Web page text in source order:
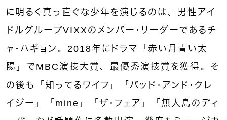
に明るく真っ直ぐな少年を演じるのは、男性アイ
ドルグループVIXXのメンバー・リーダーであるチ
ャ・ハギョン。2018年にドラマ「赤い月青い太
陽」でMBC演技大賞、最優秀演技賞を獲得。そ
の後も「知ってるワイフ」「バッド･アンド･クレ
イジー」「mine」「ザ・フェア」「無人島のディ